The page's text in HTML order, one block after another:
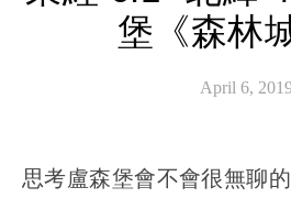
堡《森林
April 6,
思考盧森堡會不會很無聊的故事。文末有盧森